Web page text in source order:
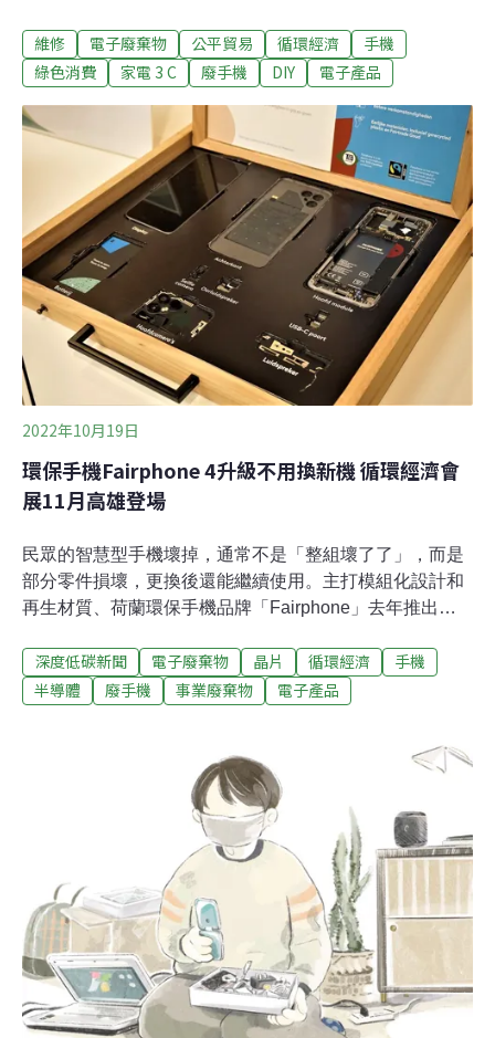
代「Fairphone 4」手機由皇鋒通訊、遠傳電信獨賣，將提
供台灣兩年、國際三年保固，並承諾五年的零件供應及軟
機為人們帶來便利生活，但無論是原物料的開採、還是淘
汰後的廢棄物處置都造成地球龐大負擔，製造過程也屢傳
出勞動權益問題。來自荷蘭的環保手機品牌
「Fairphone」在2013年成立，主張生產環境公平、維修
設計方便、再利用材質比例高，為市場注入友善環境及人
權的替代方案。Fairphone去年推出第四代「Fairphone
4」，昨（8）日舉辦在台上市記者會，將由皇鋒通訊、遠
傳電信獨賣。Fairphone共同創
維修 電子廢棄物 公平貿易 循環經濟
手機
綠色消費
家電 3 C 廢手機 DIY 電子產品
2022年10月19日
環保手機Fairphone 4升級不用換新機 循環經濟會
展11月高雄登場
民眾的智慧型手機壞掉，通常不是「整組壞了了」，而是
部分零件損壞，更換後還能繼續使用。主打模組化設計和
再生材質、荷蘭環保手機品牌「Fairphone」去年推出第
手機淘汰率。目前只在歐洲銷售的「Fairphone」，今年
獲邀至「亞洲永續供應暨循環經濟會展」設展，期待進軍
應鏈，卻止步於線性思維，鼓勵企業納入「循環」思考。
荷蘭環保手機Fairphone 模組化壞掉輕鬆修TASS自2020
年起每年舉辦「永續供應暨循環經濟會展」，今年活動在
11月3、4、5日於高雄展覽館展開，共十個國家、100家國
內外業者響應。曾獲全球綠色和平組織「綠色電子品牌」
評比第一名，荷蘭環保手機品牌「Fairphone」也受邀參
展。該品牌主打公平、永續、延長產品週期，生產秉持
深度低碳新聞 電子廢棄物 晶片 循環經濟
手機
半導體
廢手機 事業廢棄物 電子產品